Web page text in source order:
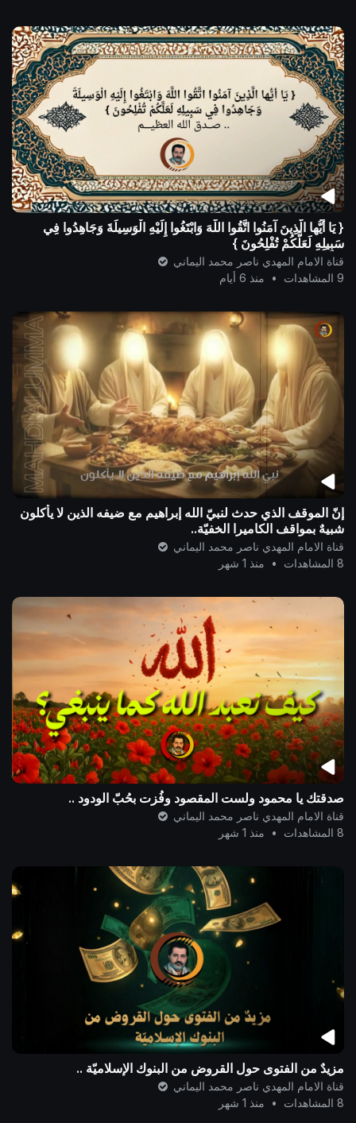
{ يَا أيُّها الَّذِينَ آمَنُوا اتَّقُوا اللَّهَ وَابْتَغُوا إِلَيْهِ الْوَسِيلَةَ وَجَاهِدُوا فِي
سَبِيلِهِ لَعَلَّكُمْ تُفْلِحُونَ }
قناة الامام المهدي ناصر محمد اليماني
9 المشاهدات
• منذ 6 أيام
إنّ الموقف الذي حدث لنبيّ الله إبراهيم مع ضيفه الذين لا يأكلون
شبيهٌ بمواقف الكاميرا الخفيّة..
قناة الامام المهدي ناصر محمد اليماني
8 المشاهدات
• منذ 1 شهر
صدقتك يا محمود ولست المقصود وفُزت بحُبّ الودود ..
قناة الامام المهدي ناصر محمد اليماني
8 المشاهدات
• منذ 1 شهر
مزيدٌ من الفتوى حول القروض من البنوك الإسلاميّة ..
قناة الامام المهدي ناصر محمد اليماني
8 المشاهدات
• منذ 1 شهر